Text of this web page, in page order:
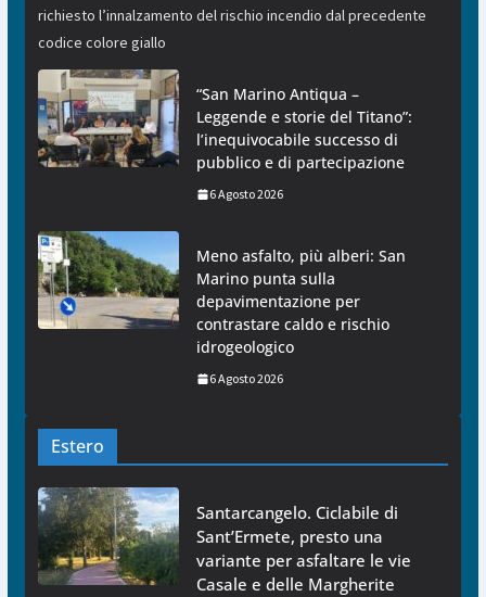
richiesto l’innalzamento del rischio incendio dal precedente
codice colore giallo
“San Marino Antiqua –
Leggende e storie del Titano”:
l’inequivocabile successo di
pubblico e di partecipazione
6 Agosto 2026
Meno asfalto, più alberi: San
Marino punta sulla
depavimentazione per
contrastare caldo e rischio
idrogeologico
6 Agosto 2026
Estero
Santarcangelo. Ciclabile di
Sant’Ermete, presto una
variante per asfaltare le vie
Casale e delle Margherite